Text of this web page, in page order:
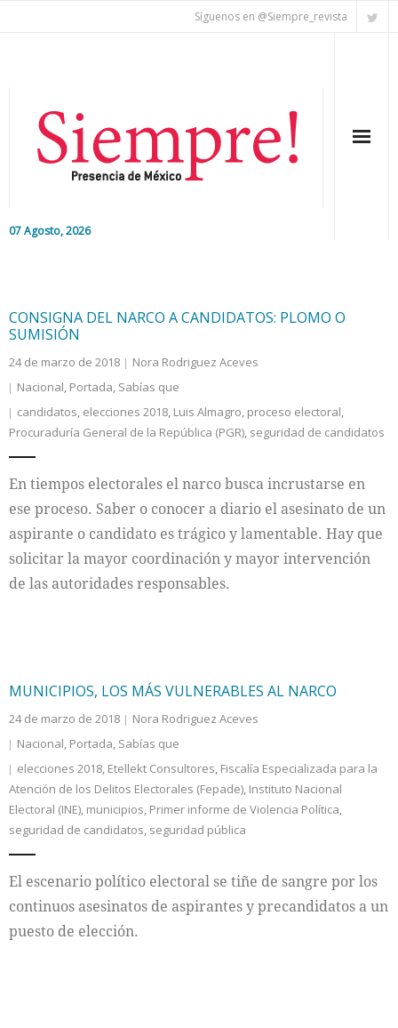
Síguenos en @Siempre_revista
07 Agosto, 2026
Colaboradores
Internacional
Cultura
CONSIGNA DEL NARCO A CANDIDATOS: PLOMO O
SUMISIÓN
24 de marzo de 2018
Nora Rodriguez Aceves
Nacional, Portada, Sabías que
candidatos, elecciones 2018, Luis Almagro, proceso electoral,
Procuraduría General de la República (PGR), seguridad de candidatos
En tiempos electorales el narco busca incrustarse en
ese proceso. Saber o conocer a diario el asesinato de un
aspirante o candidato es trágico y lamentable. Hay que
solicitar la mayor coordinación y mayor intervención
de las autoridades responsables.
MUNICIPIOS, LOS MÁS VULNERABLES AL NARCO
24 de marzo de 2018
Nora Rodriguez Aceves
Nacional, Portada, Sabías que
elecciones 2018, Etellekt Consultores, Fiscalía Especializada para la
Atención de los Delitos Electorales (Fepade), Instituto Nacional
Electoral (INE), municipios, Primer informe de Violencia Política,
seguridad de candidatos, seguridad pública
El escenario político electoral se tiñe de sangre por los
continuos asesinatos de aspirantes y precandidatos a un
puesto de elección.